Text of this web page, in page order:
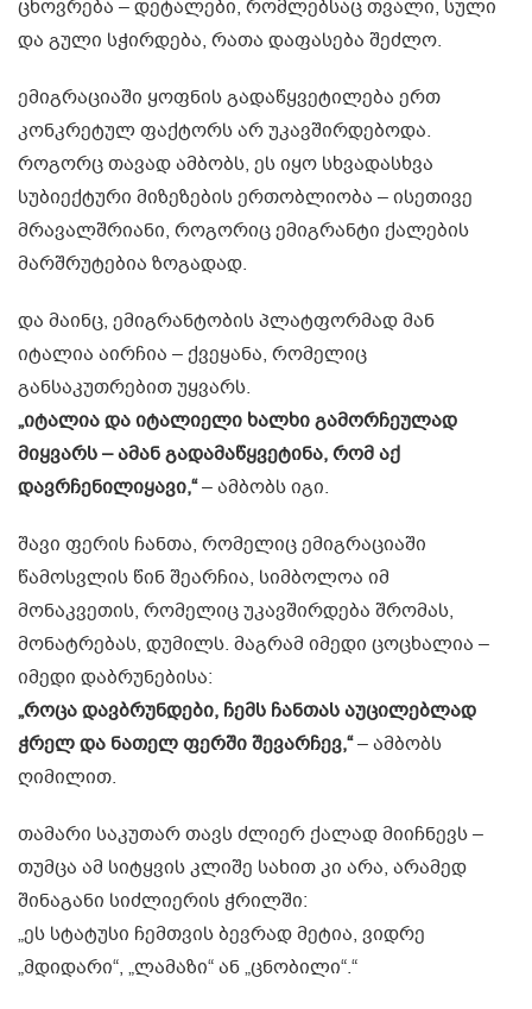
ცხოვრება – დეტალები, რომლებსაც თვალი, სული
და გული სჭირდება, რათა დაფასება შეძლო.
ემიგრაციაში ყოფნის გადაწყვეტილება ერთ
კონკრეტულ ფაქტორს არ უკავშირდებოდა.
როგორც თავად ამბობს, ეს იყო სხვადასხვა
სუბიექტური მიზეზების ერთობლიობა – ისეთივე
მრავალშრიანი, როგორიც ემიგრანტი ქალების
მარშრუტებია ზოგადად.
და მაინც, ემიგრანტობის პლატფორმად მან
იტალია აირჩია – ქვეყანა, რომელიც
განსაკუთრებით უყვარს.
„იტალია და იტალიელი ხალხი გამორჩეულად
მიყვარს – ამან გადამაწყვეტინა, რომ აქ
დავრჩენილიყავი,“– ამბობს იგი.
შავი ფერის ჩანთა, რომელიც ემიგრაციაში
წამოსვლის წინ შეარჩია, სიმბოლოა იმ
მონაკვეთის, რომელიც უკავშირდება შრომას,
მონატრებას, დუმილს. მაგრამ იმედი ცოცხალია –
იმედი დაბრუნებისა:
„როცა დავბრუნდები, ჩემს ჩანთას აუცილებლად
ჭრელ და ნათელ ფერში შევარჩევ,“– ამბობს
ღიმილით.
თამარი საკუთარ თავს ძლიერ ქალად მიიჩნევს –
თუმცა ამ სიტყვის კლიშე სახით კი არა, არამედ
შინაგანი სიძლიერის ჭრილში:
„ეს სტატუსი ჩემთვის ბევრად მეტია, ვიდრე
„მდიდარი“, „ლამაზი“ ან „ცნობილი“.“